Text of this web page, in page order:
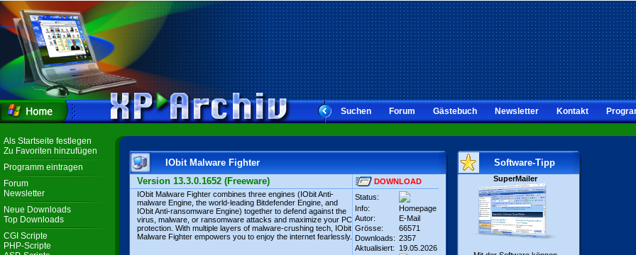
Suchen Forum Gästebuch Newsletter Kontakt
Als Startseite festlegen
Zu Favoriten hinzufügen
Programm eintragen
Forum
Newsletter
Neue Downloads
Top Downloads
CGI Scripte
PHP-Scripte
IObit Malware Fighter
Version 13.3.0.1652 (Freeware)
DOWNLOAD
IObit Malware Fighter combines three engines (IObit Anti-
malware Engine, the world-leading Bitdefender Engine, and
IObit Anti-ransomware Engine) together to defend against the
virus, malware, or ransomware attacks and maximize your PC
protection. With multiple layers of malware-crushing tech, IObit
Malware Fighter empowers you to enjoy the internet fearlessly.
Status:
Info:
Homepage
Autor:
E-Mail
Grösse:
66571
Downloads: 2357
Aktualisiert:
19.05.2026
Software-Tipp
SuperMailer